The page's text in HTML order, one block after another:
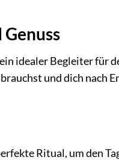
idealer Begleiter für
und dich nach
Ritual, um den